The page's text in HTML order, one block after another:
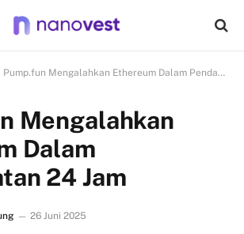
Pump.fun Mengalahkan Ethereum Dalam Pendapatan 24 Jam
Mengalahkan
Dalam
24 Jam
26 Juni 2025